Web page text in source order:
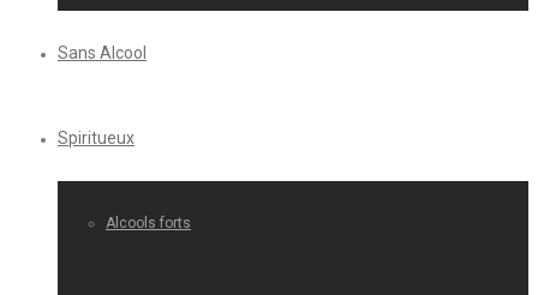
Sans Alcool
Spiritueux
Alcools forts